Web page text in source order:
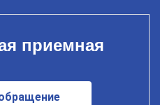
приемная